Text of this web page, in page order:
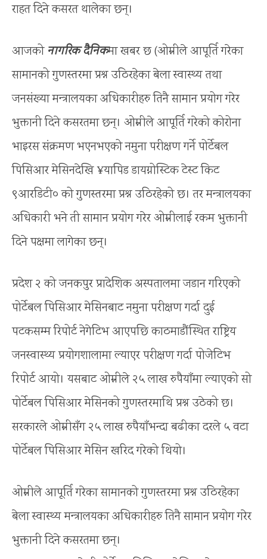
राहत दिने कसरत थालेका छन्।
आजको नागरिक दैनिकमा खबर छ (ओम्नीले आपूर्ति गरेका
सामानको गुणस्तरमा प्रश्न उठिरहेका बेला स्वास्थ्य तथा
जनसंख्या मन्त्रालयका अधिकारीहरु तिनै सामान प्रयोग गरेर
भुक्तानी दिने कसरतमा छन्। ओम्नीले आपूर्ति गरेको कोरोना
भाइरस संक्रमण भएनभएको नमुना परीक्षण गर्ने पोर्टेबल
पिसिआर मेसिनदेखि ¥यापिड डायग्नोस्टिक टेस्ट किट
९आरडिटी० को गुणस्तरमा प्रश्न उठिरहेको छ। तर मन्त्रालयका
अधिकारी भने ती सामान प्रयोग गरेर ओम्नीलाई रकम भुक्तानी
दिने पक्षमा लागेका छन्।
प्रदेश २ को जनकपुर प्रादेशिक अस्पतालमा जडान गरिएको
पोर्टेबल पिसिआर मेसिनबाट नमुना परीक्षण गर्दा दुई
पटकसम्म रिपोर्ट नेगेटिभ आएपछि काठमाडौंस्थित राष्ट्रिय
जनस्वास्थ्य प्रयोगशालामा ल्याएर परीक्षण गर्दा पोजेटिभ
रिपोर्ट आयो। यसबाट ओम्नीले २५ लाख रुपैयाँमा ल्याएको सो
पोर्टेबल पिसिआर मेसिनको गुणस्तरमाथि प्रश्न उठेको छ।
सरकारले ओम्नीसँग २५ लाख रुपैयाँभन्दा बढीका दरले ५ वटा
पोर्टेबल पिसिआर मेसिन खरिद गरेको थियो।
ओम्नीले आपूर्ति गरेका सामानको गुणस्तरमा प्रश्न उठिरहेका
बेला स्वास्थ्य मन्त्रालयका अधिकारीहरु तिनै सामान प्रयोग गरेर
भुक्तानी दिने कसरतमा छन्।